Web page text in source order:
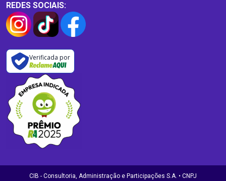
REDES SOCIAIS:
Verificada por
CIB - Consultoria, Administração e Participações S.A. • CNPJ